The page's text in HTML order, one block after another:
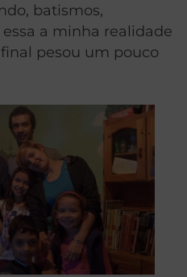
batismos,
a minha realidade
pesou um pouco